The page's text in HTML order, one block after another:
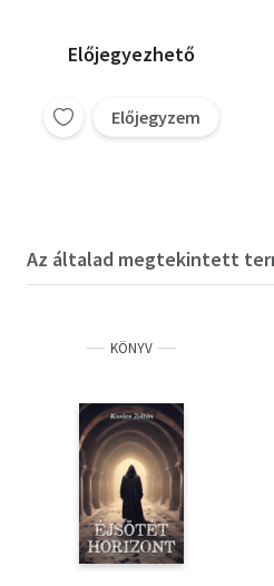
Előjegyezhető
Előjegyzem
Az általad megtekintett
KÖNYV